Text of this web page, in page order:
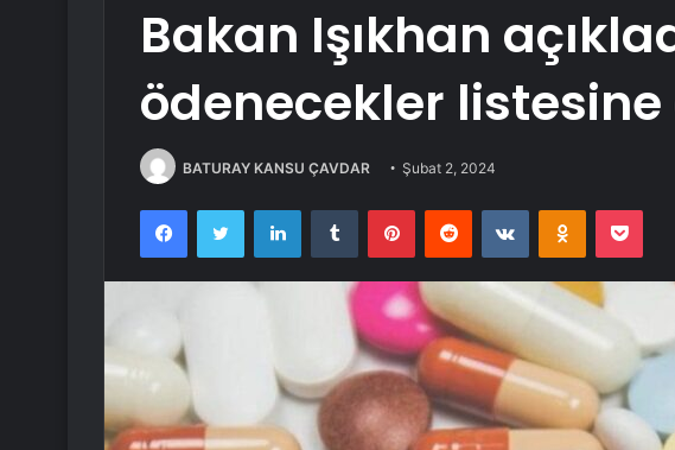
Bakan Işıkhan
ödenecekler
BATURAY KANSU ÇAVDAR Şubat 2, 2024
FacebookTwitter LinkedInTumblr PinterestReddit VKontakte